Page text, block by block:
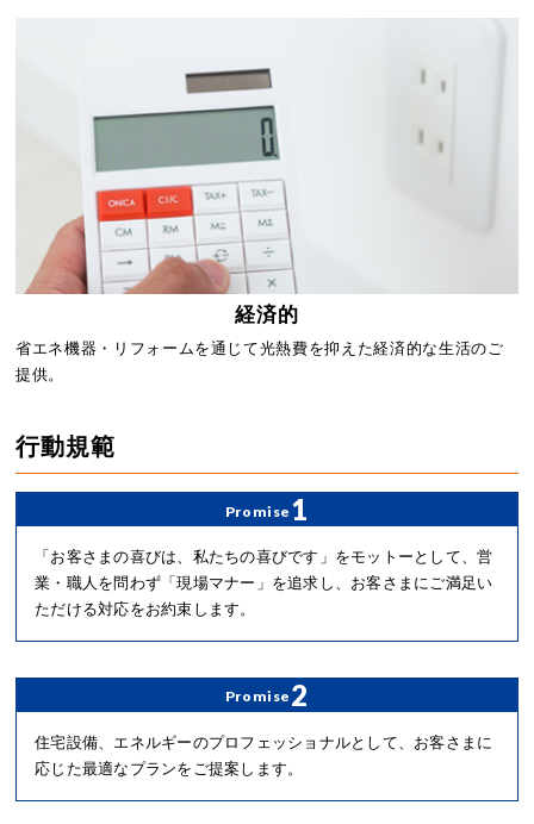
経済的
省エネ機器・リフォームを通じて光熱費を抑えた経済的な生活のご
提供。
行動規範
Promise 1
「お客さまの喜びは、私たちの喜びです」をモットーとして、営
業・職人を問わず「現場マナー」を追求し、お客さまにご満足い
ただける対応をお約束します。
Promise 2
住宅設備、エネルギーのプロフェッショナルとして、お客さまに
応じた最適なプランをご提案します。